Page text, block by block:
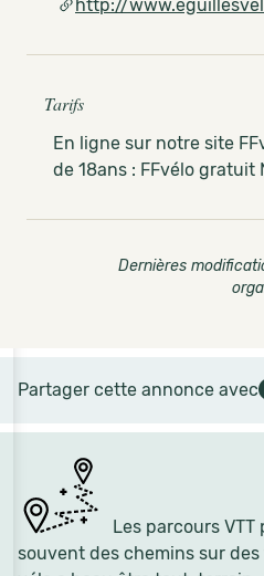
Les parcours
souvent des chemins sur
http://
Tarifs
En ligne sur notre site
de 18ans : FFvélo gratuit
Dernières
Partager cette annonce avec